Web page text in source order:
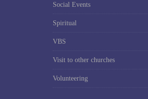
Social Events
Spiritual
VBS
Visit to other churches
Volunteering